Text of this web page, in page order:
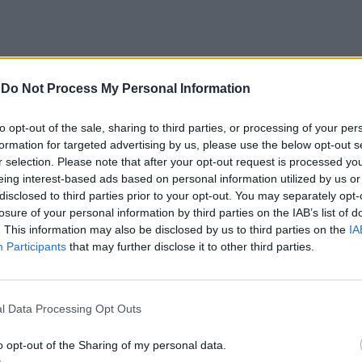
Do Not Process My Personal Information
opt-out of the sale, sharing to third parties, or processing of your
for targeted advertising by us, please use the below opt-out
selection. Please note that after your opt-out request is processed
interest-based ads based on personal information utilized by us
to third parties prior to your opt-out. You may separately
of your personal information by third parties on the IAB’s list of
This information may also be disclosed by us to third parties on the
Participants that may further disclose it to other third parties.
Data Processing Opt Outs
opt-out of the Sharing of my personal data.
ao trabalho iniciado” com a peça “Teatro às
o universo criativo de António Torrado,
que percorre praças, largos e jardins levando
resumiu.
“O Mercador de Coisa Nenhuma” parte da
que procura encontrar o negócio que
ponto de partida para revisitar outros contos e